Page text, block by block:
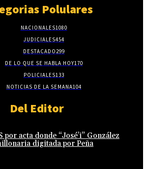
Polulares
NACIONALES1080
JUDICIALES454
DESTACADO299
DE LO QUE SE HABLA HOY170
POLICIALES133
NOTICIAS DE LA SEMANA104
Del Editor
por acta donde “José’i” González
digitada por Peña